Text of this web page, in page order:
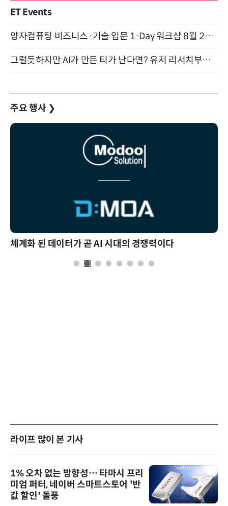
ET Events
양자컴퓨팅 비즈니스·기술 입문 1-Day 워크샵 8월 28일 개최
그럴듯하지만 AI가 만든 티가 난다면? 유저 리서치부터 배포까지! (9/15)
주요 행사 ❯
체계화 된 데이터가 곧 AI 시대의 경쟁력이다
라이프 많이 본 기사
1% 오차 없는 방향성… 타마시 프리
미엄 퍼터, 네이버 스마트스토어 '반
값 할인' 돌풍